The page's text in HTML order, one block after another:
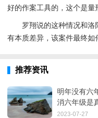
好的作案工具的，这个是量
罗翔说的这种情况和洛
有本质差异，该案件最终如
推荐资讯
明年没有六
消六年级是
2023-07-27